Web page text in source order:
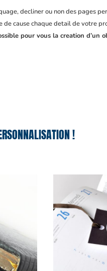
decliner ou non des pages
de cause chaque detail de votre
pour vous la creation d’un
!